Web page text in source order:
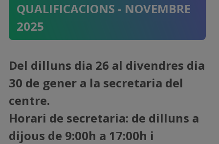
QUALIFICACIONS - NOVEMBRE
2025
Del dilluns dia 26 al divendres dia
30 de gener a la secretaria del
centre.
Horari de secretaria: de dilluns a
dijous de 9:00h a 17:00h i